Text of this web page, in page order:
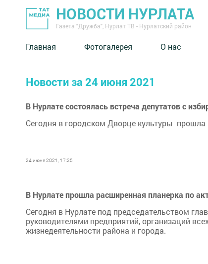
НОВОСТИ НУРЛАТА
Газета "Дружба", Нурлат ТВ - Нурлатский район
Главная Фотогалерея О нас
Новости за 24 июня 2021
В Нурлате состоялась встреча депутатов с
​​​​​​​Сегодня в городском Дворце культуры
24 июня 2021, 17:25
В Нурлате прошла расширенная планерка по
Сегодня в Нурлате под председательством
руководителями предприятий, организаций
жизнедеятельности района и города.